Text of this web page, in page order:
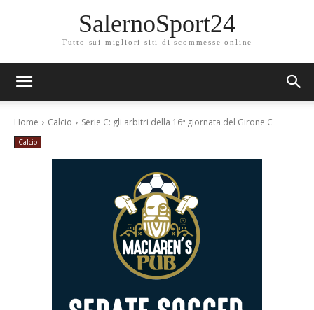
SalernoSport24
Tutto sui migliori siti di scommesse online
Home Calcio Serie C: gli arbitri della 16ª giornata del Girone C
Calcio